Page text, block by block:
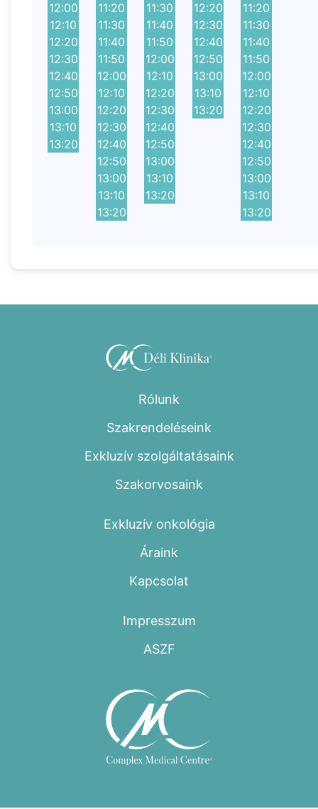
12:00
12:10
12:20
12:30
12:40
12:50
13:00
13:10
13:20
11:20
11:30
11:40
11:50
12:00
12:10
12:20
12:30
12:40
12:50
13:00
13:10
13:20
11:30
11:40
11:50
12:00
12:10
12:20
12:30
12:40
12:50
13:00
13:10
13:20
12:20
12:30
12:40
12:50
13:00
13:10
13:20
11:20
11:30
11:40
11:50
12:00
12:10
12:20
12:30
12:40
12:50
13:00
13:10
13:20
Rólunk
Szakrendeléseink
Exkluzív szolgáltatásaink
Szakorvosaink
Exkluzív onkológia
Áraink
Kapcsolat
Impresszum
ASZF